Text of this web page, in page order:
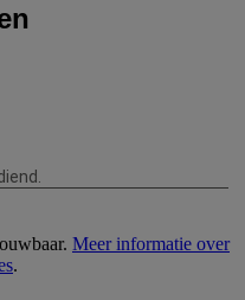
Meer informatie over
.